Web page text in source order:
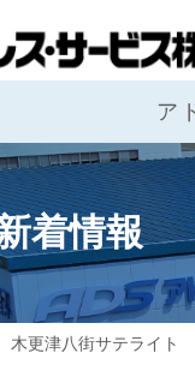
ア
着情報
木更津八街サテライト